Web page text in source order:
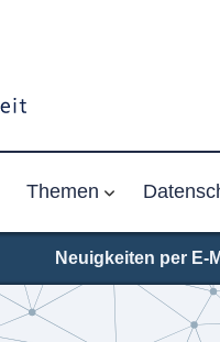
Themen
Neuigkeiten per E-